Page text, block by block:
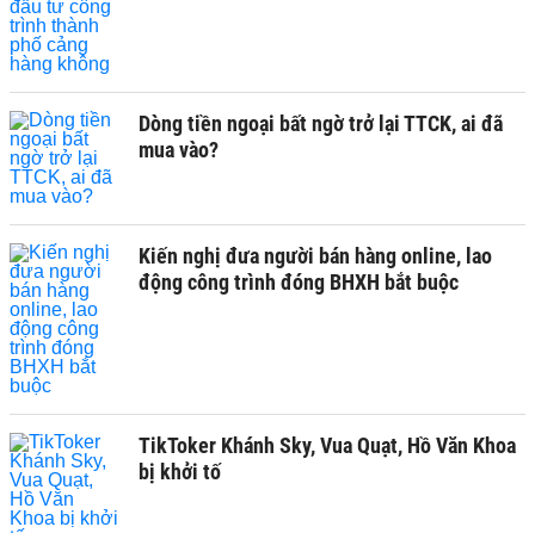
Dòng tiền ngoại bất ngờ trở lại TTCK, ai đã
mua vào?
Kiến nghị đưa người bán hàng online, lao
động công trình đóng BHXH bắt buộc
TikToker Khánh Sky, Vua Quạt, Hồ Văn Khoa
bị khởi tố